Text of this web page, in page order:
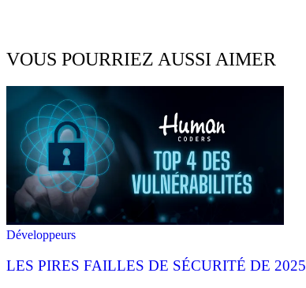
VOUS POURRIEZ AUSSI AIMER
Développeurs
LES PIRES FAILLES DE SÉCURITÉ DE 2025